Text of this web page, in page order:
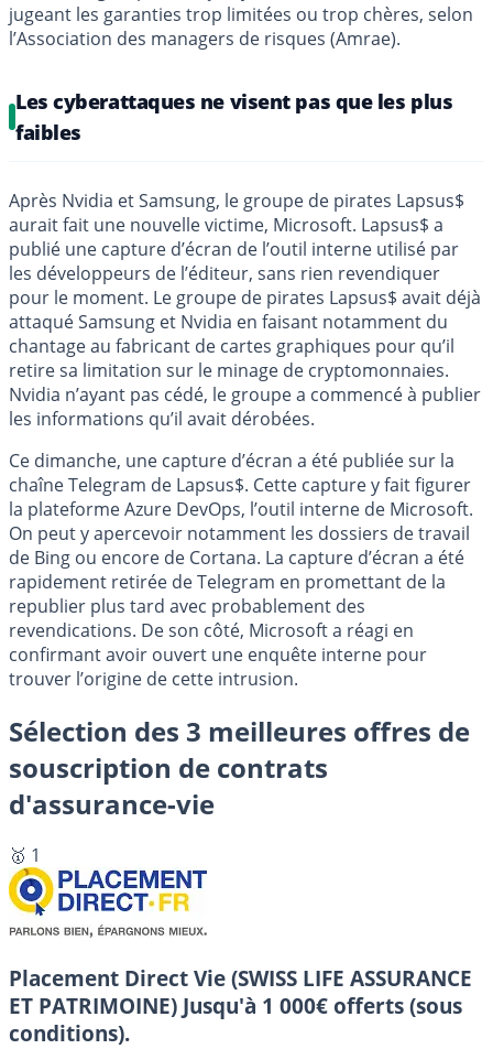
jugeant les garanties trop limitées ou trop chères, selon
l’Association des managers de risques (Amrae).
Les cyberattaques ne visent pas que les plus
faibles
Après Nvidia et Samsung, le groupe de pirates Lapsus$
aurait fait une nouvelle victime, Microsoft. Lapsus$ a
publié une capture d’écran de l’outil interne utilisé par
les développeurs de l’éditeur, sans rien revendiquer
pour le moment. Le groupe de pirates Lapsus$ avait déjà
attaqué Samsung et Nvidia en faisant notamment du
chantage au fabricant de cartes graphiques pour qu’il
retire sa limitation sur le minage de cryptomonnaies.
Nvidia n’ayant pas cédé, le groupe a commencé à publier
les informations qu’il avait dérobées.
Ce dimanche, une capture d’écran a été publiée sur la
chaîne Telegram de Lapsus$. Cette capture y fait figurer
la plateforme Azure DevOps, l’outil interne de Microsoft.
On peut y apercevoir notamment les dossiers de travail
de Bing ou encore de Cortana. La capture d’écran a été
rapidement retirée de Telegram en promettant de la
republier plus tard avec probablement des
revendications. De son côté, Microsoft a réagi en
confirmant avoir ouvert une enquête interne pour
trouver l’origine de cette intrusion.
Sélection des 3 meilleures offres de
souscription de contrats
d'assurance-vie
🥇 1
Placement Direct Vie (SWISS LIFE ASSURANCE
ET PATRIMOINE) Jusqu'à 1 000€ offerts (sous
conditions).